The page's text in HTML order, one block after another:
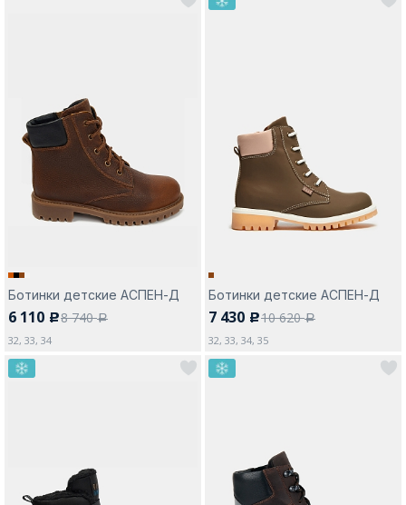
Ботинки детские АСПЕН-Д
6 110 c8 740a
32, 33, 34
Ботинки детские АСПЕН-Д
7 430 c10 620a
32, 33, 34, 35